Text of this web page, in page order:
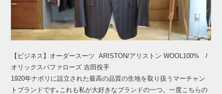
【ビジネス】オーダースーツ ARISTON/アリストン WOOL100% /
オリックスバファローズ 吉田投手
1920年ナポリに設立された最高の品質の生地を取り扱うマーチャン
トブランドです｡これも私が大好きなブランドの一つ。一度こちらの